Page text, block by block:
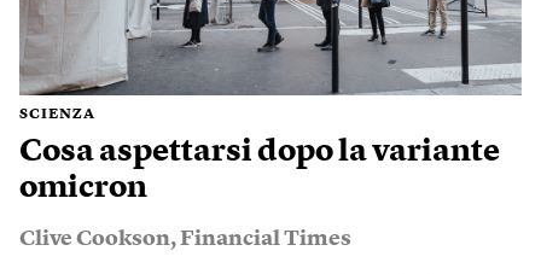
SCIENZA
Cosa aspettarsi dopo la variante
omicron
Clive Cookson,Financial Times